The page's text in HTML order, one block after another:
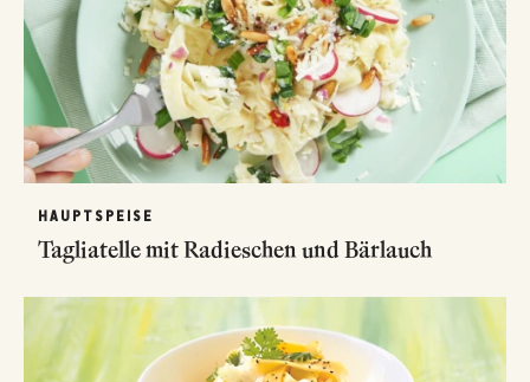
HAUPTSPEISE
Tagliatelle mit Radieschen und Bärlauch